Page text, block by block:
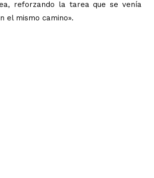
reforzando la tarea que se venía
el mismo camino».